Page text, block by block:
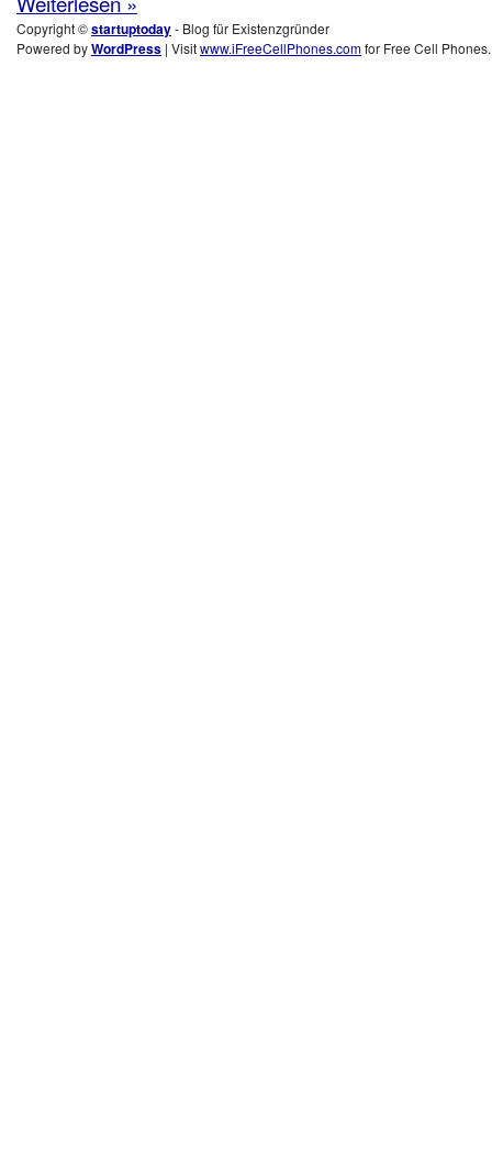
Copyright ©startuptoday- Blog für Existenzgründer
Powered byWordPress | Visitwww.iFreeCellPhones.comfor Free Cell